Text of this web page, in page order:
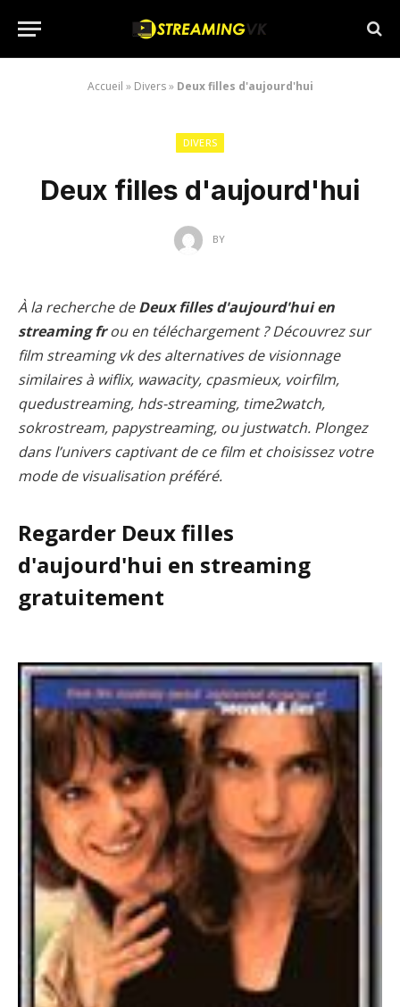
Accueil » Divers» Deux filles d'aujourd'hui
DIVERS
Deux filles d'aujourd'hui
BY
À la recherche deDeux filles d'aujourd'hui en
streaming frou en téléchargement ? Découvrez sur
film streaming vk des alternatives de visionnage
similaires à wiflix, wawacity, cpasmieux, voirfilm,
quedustreaming, hds-streaming, time2watch,
sokrostream, papystreaming, ou justwatch. Plongez
dans l’univers captivant de ce film et choisissez votre
mode de visualisation préféré.
Regarder Deux filles
d'aujourd'hui en streaming
gratuitement